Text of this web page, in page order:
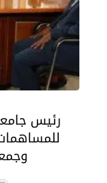
رئيس